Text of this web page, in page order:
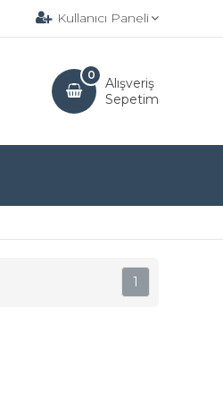
Kullanıcı Paneli
Alışveriş
Sepetim
0
1